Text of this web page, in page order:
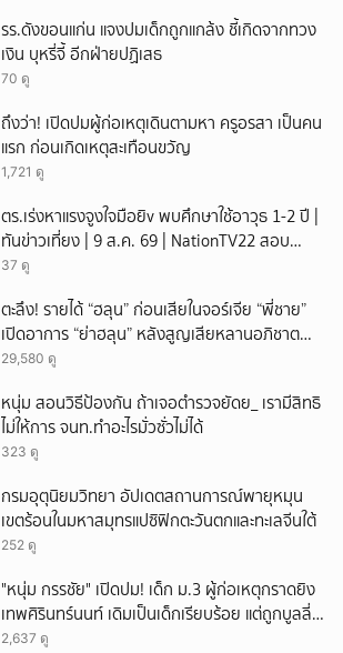
รร.ดังขอนแก่น แจงปมเด็กถูกแกล้ง ชี้เกิดจากทวง
เงิน บุหรี่จี้ อีกฝ่ายปฏิเสธ
70 ดู
ถึงว่า! เปิดปมผู้ก่อเหตุเดินตามหา ครูอรสา เป็นคน
แรก ก่อนเกิดเหตุสะเทือนขวัญ
1,721 ดู
ตร.เร่งหาแรงจูงใจมือยิv พบศึกษาใช้อาวุธ 1-2 ปี |
ทันข่าวเที่ยง | 9 ส.ค. 69 | NationTV22 สอบ
พยานแล้ว 17 ปาก เร่งตรวจมือถือและหลักฐานที่
เพื่อน และสื่อโซเ
37 ดู
ตะลึง! รายได้ “ฮลุน” ก่อนเสียในจอร์เจีย “พี่ชาย”
เปิดอาการ “ย่าฮลุน” หลังสูญเสียหลานอภิชาต
บุตร!
29,580 ดู
หนุ่ม สอนวิธีป้องกัน ถ้าเจอตำรวจยัดย_ เรามีสิทธิ
ไม่ให้การ จนท.ทำอะไรมั่วซั่วไม่ได้
323 ดู
กรมอุตุนิยมวิทยา อัปเดตสถานการณ์พายุหมุน
เขตร้อนในมหาสมุทรแปซิฟิกตะวันตกและทะเลจีนใต้
252 ดู
"หนุ่ม กรรชัย" เปิดปม! เด็ก ม.3 ผู้ก่อเหตุกราดยิง
เทพศิรินทร์นนท์ เดิมเป็นเด็กเรียบร้อย แต่ถูกบูลลี่
หนัก คาดแรงกดดันสะสมกลายเป็นแรงแค้น จนก่อ
2,637 ดู